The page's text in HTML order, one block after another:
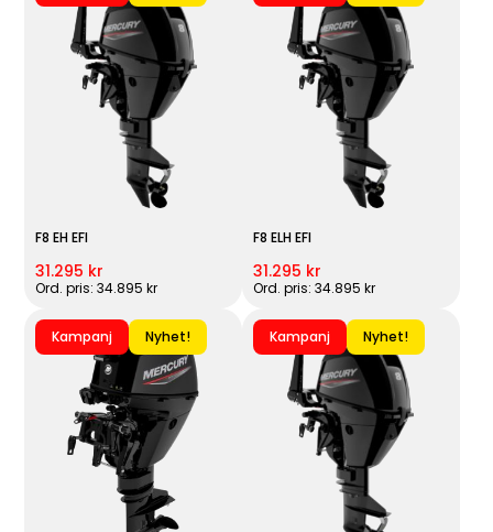
F8 EH EFI
31.295 kr
Ord. pris: 34.895 kr
F8 ELH EFI
31.295 kr
Ord. pris: 34.895 kr
Kampanj Nyhet! Kampanj Nyhet!